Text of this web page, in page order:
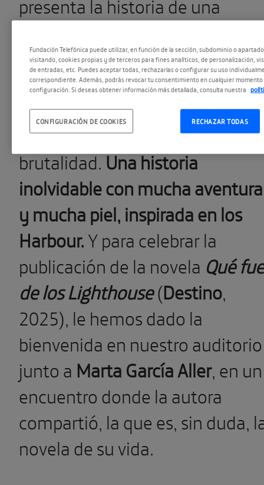
Inglaterra marcada por el
la tensión entre quienes
ensalzaban su pasado imperial
quienes denuncian su
brutalidad.Una historia
inolvidable con mucha aventura
y mucha piel, inspirada en los
Harbour.Y para celebrar la
publicación de la novela Qué fue
de los Lighthouse(Destino,
2025), le hemos dado la
bienvenida en nuestro auditorio
junto a Marta García Aller, en un
encuentro donde la autora
compartió, la que es, sin duda,
novela de su vida.
Fundación Telefónica puede utilizar, en función de la sección, subdominio o
visitando, cookies propias y de terceros para fines analíticos, de personalización,
de entradas, etc. Puedes aceptar todas, rechazarlas o configurar su uso
correspondiente. Además, podrás revocar tu consentimiento en cualquier momento
configuración. Si deseas obtener información más detallada, consulta nuestra
RECHAZAR TODAS
CONFIGURACIÓN DE COOKIES